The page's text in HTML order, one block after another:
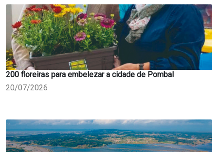
200 floreiras para embelezar a cidade de Pombal
20/07/2026